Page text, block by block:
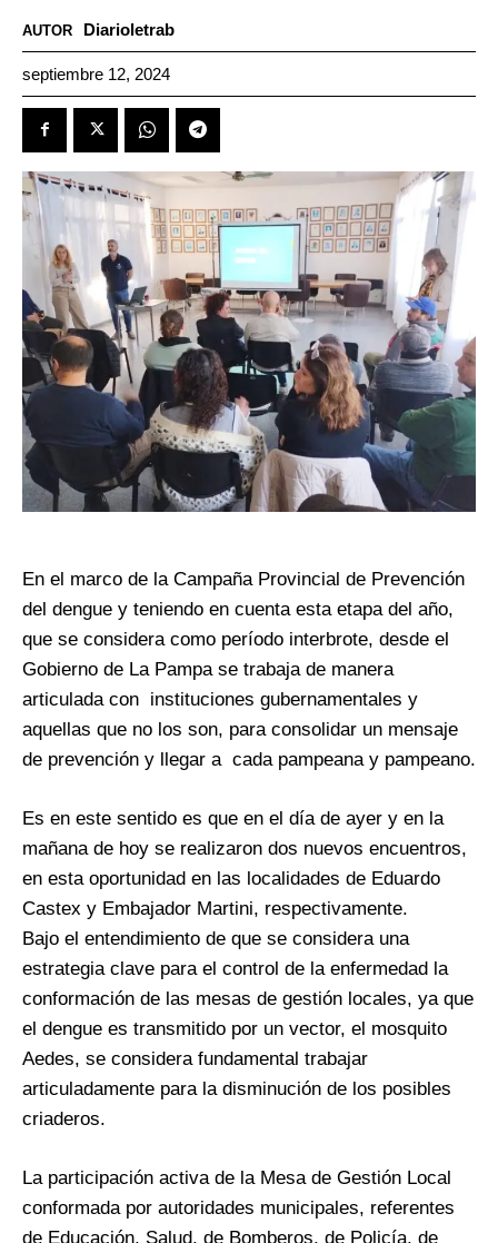
AUTOR Diarioletrab
septiembre 12, 2024
En el marco de la Campaña Provincial de Prevención
del dengue y teniendo en cuenta esta etapa del año,
que se considera como período interbrote, desde el
Gobierno de La Pampa se trabaja de manera
articulada con instituciones gubernamentales y
aquellas que no los son, para consolidar un mensaje
de prevención y llegar a cada pampeana y pampeano.
Es en este sentido es que en el día de ayer y en la
mañana de hoy se realizaron dos nuevos encuentros,
en esta oportunidad en las localidades de Eduardo
Castex y Embajador Martini, respectivamente.
Bajo el entendimiento de que se considera una
estrategia clave para el control de la enfermedad la
conformación de las mesas de gestión locales, ya que
el dengue es transmitido por un vector, el mosquito
Aedes, se considera fundamental trabajar
articuladamente para la disminución de los posibles
criaderos.
La participación activa de la Mesa de Gestión Local
conformada por autoridades municipales, referentes
de Educación, Salud, de Bomberos, de Policía, de